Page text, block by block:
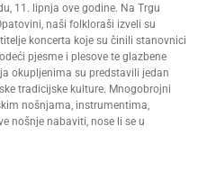
11. lipnja ove godine. Na Trgu
naši folkloraši izveli su
koncerta koje su činili stanovnici
pjesme i plesove te glazbene
okupljenima su predstavili jedan
tradicijske kulture. Mnogobrojni
nošnjama, instrumentima,
nošnje nabaviti, nose li se u